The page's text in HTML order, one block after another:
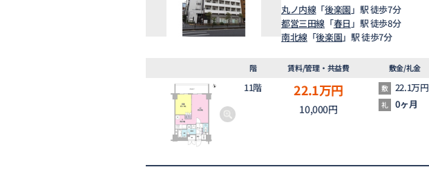
丸ノ内線「後楽園 」駅 徒歩7分
都営三田線 「春日 」駅 徒歩8分
南北線「後楽園」駅 徒歩7分
階 賃料/管理・共益費 敷金/礼金
11階 22.1万円
10,000円
敷 22.1万円
礼 0ヶ月